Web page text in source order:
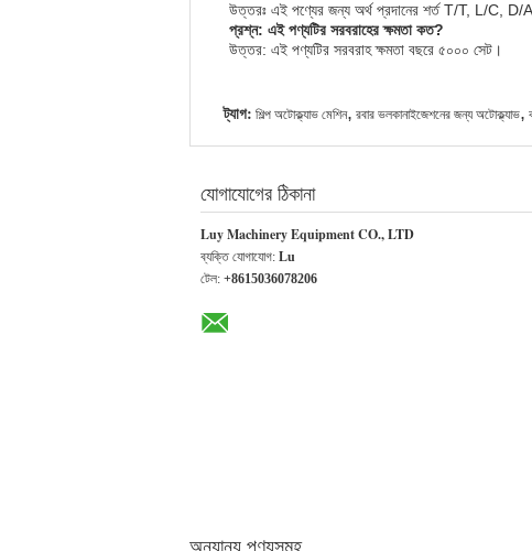
উত্তরঃ এই পণ্যের জন্য অর্থ প্রদানের শর্ত T/T, L/
প্রশ্ন: এই পণ্যটির সরবরাহের ক্ষমতা কত?
উত্তর: এই পণ্যটির সরবরাহ ক্ষমতা বছরে ৫০০০ সেট।
ট্যাগ: শিল্প অটোক্ল্যাভ মেশিন, রবার ভলকানাইজেশনের জন্য অটোক্ল্যাভ,
যোগাযোগের ঠিকানা
Luy Machinery Equipment CO., LTD
ব্যক্তি যোগাযোগ: Lu
টেল: +8615036078206
অন্যান্য পণ্যসমূহ